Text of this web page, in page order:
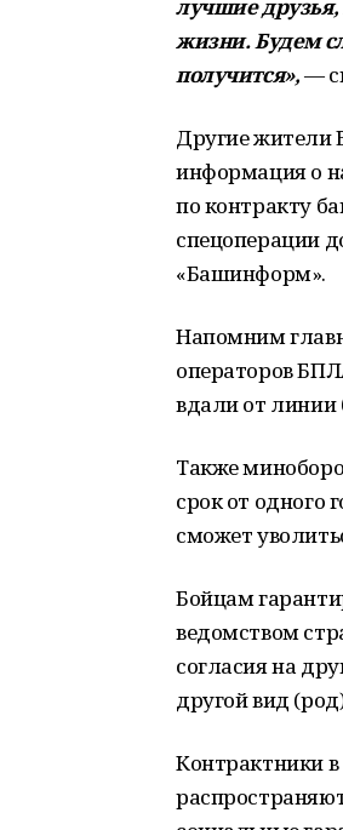
лучшие друзья,
жизни. Будем
получится»,—
Другие жители
информация о
по контракту
спецоперации
«Башинформ».
Напомним
операторов
вдали от линии
Также
срок от одного
сможет
Бойцам
ведомством
согласия на
другой вид
Контрактники